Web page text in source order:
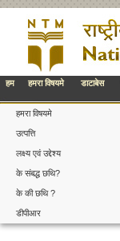
हम हमरा विषयमे डाटाबेस
हमरा विषयमे
उत्पत्ति
लक्ष्य एवं उद्देश्य
के संबद्ध छथि?
के की छथि ?
डीपीआर